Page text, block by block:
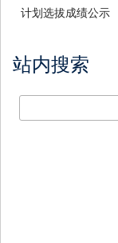
计划选拔成绩公示
站内搜索